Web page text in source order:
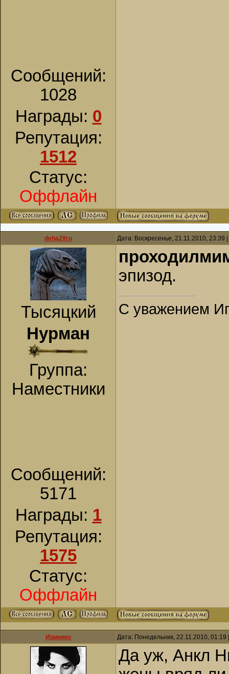
Сообщений:
1028
Награды: 0
Репутация:
1512
Статус:
Оффлайн
deha29ru Дата: Воскресенье, 21.11.2010,
Тысяцкий
Нурман
Группа:
Наместники
Сообщений:
5171
Награды: 1
Репутация:
1575
Статус:
Оффлайн
эпизод.
С уважением
Иринико Дата: Понедельник, 22.11.2010,
Да уж, Анкл